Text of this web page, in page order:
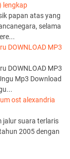
lengkap
papan atas yang
selama
DOWNLOAD MP3
DOWNLOAD MP3
Mp3 Download
ost alexandria
jalur suara terlaris
2005 dengan